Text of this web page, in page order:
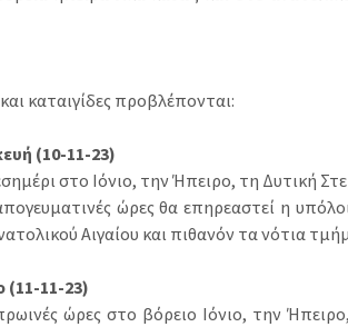
καταιγίδες προβλέπονται:
(10-11-23)
στο Ιόνιο, την Ήπειρο, τη Δυτική
ώρες θα επηρεαστεί η
Αιγαίου και πιθανόν τα νότια
(11-11-23)
ώρες στο βόρειο Ιόνιο, την